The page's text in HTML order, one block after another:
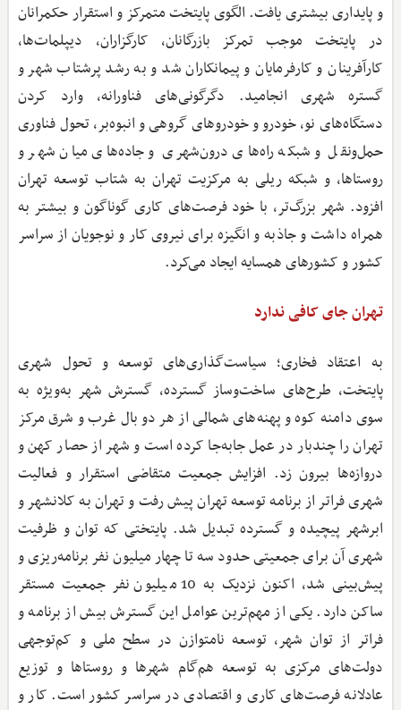
و پایداری بیشتری یافت. الگوی پایتخت متمرکز و استقرار حکمرانان
در پایتخت موجب تمرکز بازرگانان، کارگزاران، دیپلمات‌ها،
کارآفرینان و کارفرمایان و پیمانکاران شد و به رشد پرشتاب شهر و
گستره شهری انجامید. دگرگونی‌های فناورانه، وارد کردن
دستگاه‌های نو، خودرو و خودروهای گروهی و انبوه‌بر، تحول فناوری
حمل‌ونقل و شبکه راه‌های درون‌شهری و جاده‌های میان شهر و
روستاها، و شبکه ریلی به مرکزیت تهران به شتاب توسعه تهران
افزود. شهر بزرگ‌تر، با خود فرصت‌های کاری گوناگون و بیشتر به
همراه داشت و جاذبه و انگیزه برای نیروی کار و نوجویان از سراسر
کشور و کشورهای همسایه ایجاد می‌کرد.
تهران جای کافی ندارد
به اعتقاد فخاری؛‌ سیاست‌گذاری‌های توسعه و تحول شهری
پایتخت، طرح‌های ساخت‌وساز گسترده، گسترش شهر به‌ویژه به
سوی دامنه کوه و پهنه‌های شمالی از هر دو بال غرب و شرق مرکز
تهران را چندبار در عمل جابه‌جا کرده است و شهر از حصار کهن و
دروازه‌ها بیرون زد. افزایش جمعیت متقاضی استقرار و فعالیت
شهری فراتر از برنامه توسعه تهران پیش رفت و تهران به کلانشهر و
ابرشهر پیچیده و گسترده تبدیل شد. پایتختی که توان و ظرفیت
شهری آن برای جمعیتی حدود سه تا چهار میلیون نفر برنامه‌ریزی و
پیش‌بینی شد، اکنون نزدیک به 10 میلیون نفر جمعیت مستقر
ساکن دارد. یکی از مهم‌ترین عوامل این گسترش بیش از برنامه و
فراتر از توان شهر، توسعه نامتوازن در سطح ملی و کم‌توجهی
دولت‌های مرکزی به توسعه هم‌گام شهرها و روستاها و توزیع
عادلانه فرصت‌های کاری و اقتصادی در سراسر کشور است. کار و